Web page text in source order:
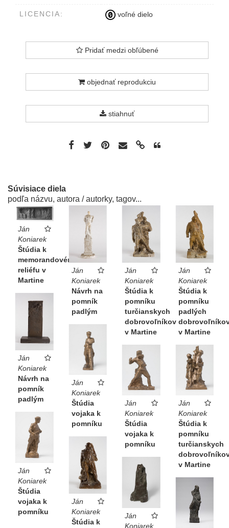
LICENCIA: voľné dielo
Pridať medzi obľúbené
objednať reprodukciu
stiahnuť
Súvisiace diela
podľa názvu, autora / autorky, tagov...
Ján
Koniarek
Štúdia k
memorandovému
reliéfu v
Martine
Ján
Koniarek
Návrh na
pomník
padlým
Ján
Koniarek
Štúdia k
pomníku
turčianskych
dobrovoľníkov
v Martine
Ján
Koniarek
Štúdia k
pomníku
padlých
v Martine
Ján
Koniarek
Návrh na
pomník
padlým
Ján
Koniarek
Štúdia
vojaka k
pomníku
Ján
Koniarek
Štúdia
vojaka k
pomníku
Ján
Koniarek
Štúdia k
pomníku
turčianskych
v Martine
Ján
Koniarek
Štúdia
vojaka k
pomníku
Ján
Koniarek
Štúdia k
Ján
Koniarek